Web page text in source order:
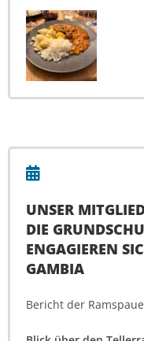
UNSER
DIE
ENGAGIEREN
GAMBIA
Bericht der